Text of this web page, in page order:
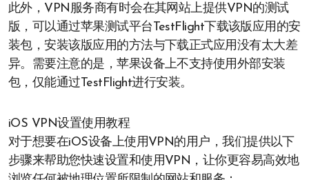
此外，VPN服务商有时会在其网站上提供VPN的测试
版，可以通过苹果测试平台TestFlight下载该版应用的安
装包，安装该版应用的方法与下载正式应用没有太大差
异。需要注意的是，苹果设备上不支持使用外部安装
包，仅能通过TestFlight进行安装。
iOS VPN设置使用教程
对于想要在iOS设备上使用VPN的用户，我们提供以下
步骤来帮助您快速设置和使用VPN，让你更容易高效地